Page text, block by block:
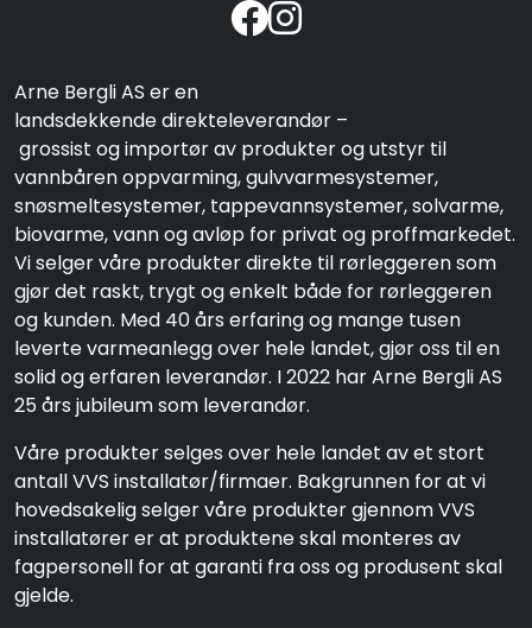
Arne Bergli AS er en
landsdekkende direkteleverandør –
grossist og importør av produkter og utstyr til
vannbåren oppvarming, gulvvarmesystemer,
snøsmeltesystemer, tappevannsystemer, solvarme,
biovarme, vann og avløp for privat og proffmarkedet.
Vi selger våre produkter direkte til rørleggeren som
gjør det raskt, trygt og enkelt både for rørleggeren
og kunden. Med 40 års erfaring og mange tusen
leverte varmeanlegg over hele landet, gjør oss til en
solid og erfaren leverandør. I 2022 har Arne Bergli AS
25 års jubileum som leverandør.
Våre produkter selges over hele landet av et stort
antall VVS installatør/firmaer. Bakgrunnen for at vi
hovedsakelig selger våre produkter gjennom VVS
installatører er at produktene skal monteres av
fagpersonell for at garanti fra oss og produsent skal
gjelde.